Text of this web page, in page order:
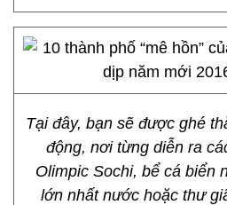
Tại đây, bạn sẽ được ghé
động, nơi từng diễn ra
Olimpic Sochi, bể cá biển
lớn nhất nước hoặc thư